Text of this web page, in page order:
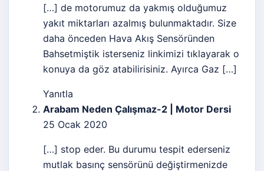
[…] de motorumuz da yakmış olduğumuz
yakıt miktarları azalmış bulunmaktadır. Size
daha önceden Hava Akış Sensöründen
Bahsetmiştik isterseniz linkimizi tıklayarak o
konuya da göz atabilirisiniz. Ayırca Gaz […]
Yanıtla
Arabam Neden Çalışmaz-2 | Motor Dersi
25 Ocak 2020
[…] stop eder. Bu durumu tespit ederseniz
mutlak basınç sensörünü değiştirmenizde